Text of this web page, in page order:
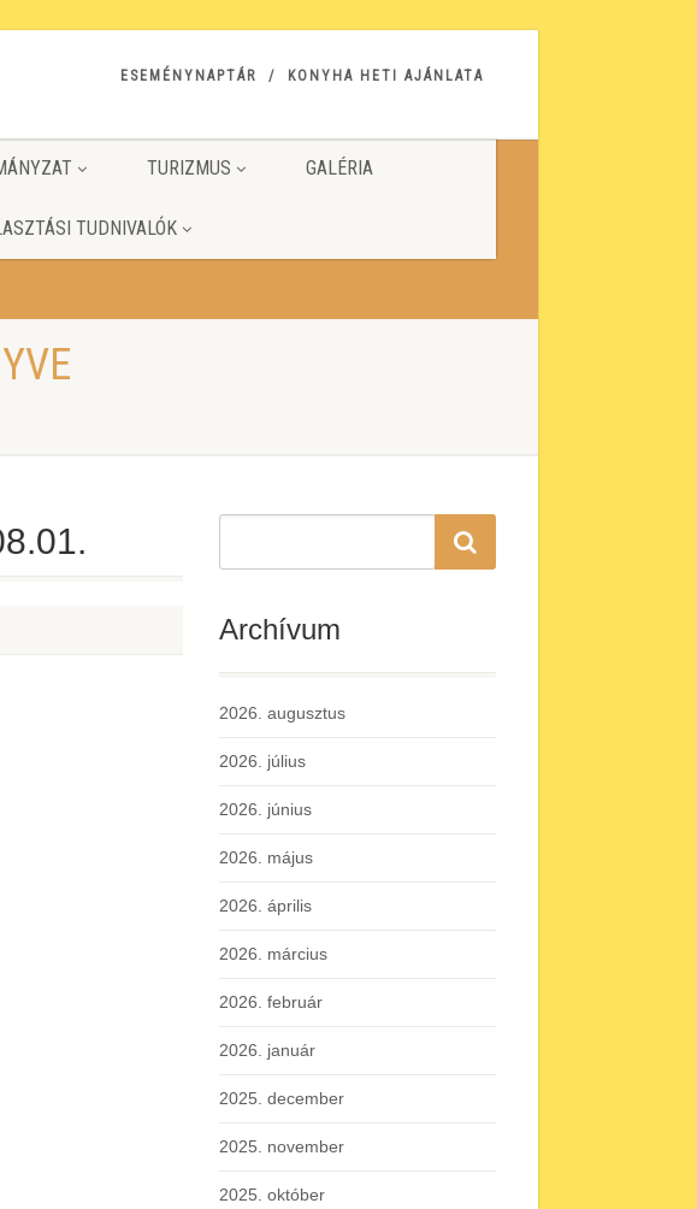
ESEMÉNYNAPTÁR KONYHA HETI AJÁNLATA
TURIZMUS GALÉRIA
TUDNIVALÓK
Archívum
2026. augusztus
2026. július
2026. június
2026. május
2026. április
2026. március
2026. február
2026. január
2025. december
2025. november
2025. október